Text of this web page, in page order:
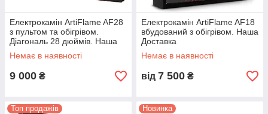
Електрокамін ArtiFlame AF28
з пультом та обігрівом.
Діагональ 28 дюймів. Наша
Доставка.
Немає в наявності
9 000 ₴
Електрокамін ArtiFlame AF18
вбудований з обігрівом. Наша
Доставка
Немає в наявності
від 7 500 ₴
Топ продажів Новинка